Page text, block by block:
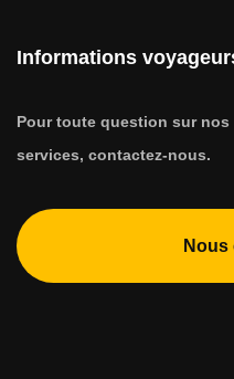
Informations
Pour toute question sur
services, contactez-nous.
Nous